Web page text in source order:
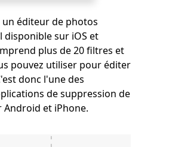
un éditeur de photos
disponible sur iOS et
plus de 20 filtres et
pouvez utiliser pour éditer
donc l'une des
de suppression de
et iPhone.